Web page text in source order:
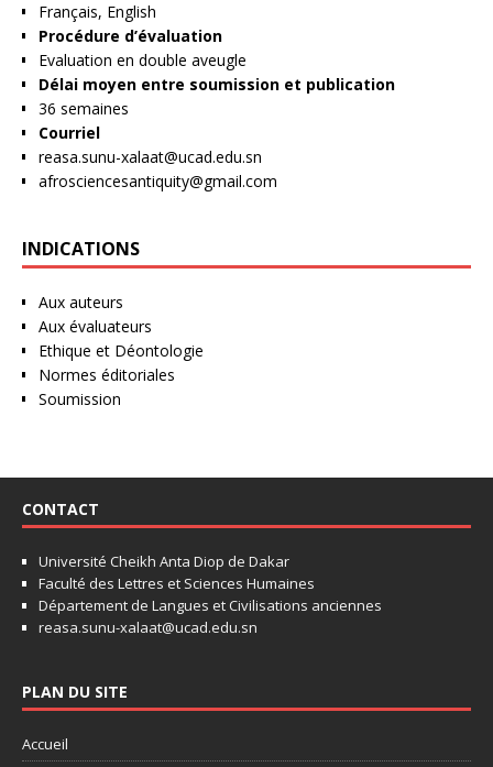
Français, English
Procédure d’évaluation
Evaluation en double aveugle
Délai moyen entre soumission et publication
36 semaines
Courriel
reasa.sunu-xalaat@ucad.edu.sn
afrosciencesantiquity@gmail.com
INDICATIONS
Aux auteurs
Aux évaluateurs
Ethique et Déontologie
Normes éditoriales
Soumission
CONTACT
Université Cheikh Anta Diop de Dakar
Faculté des Lettres et Sciences Humaines
Département de Langues et Civilisations anciennes
reasa.sunu-xalaat@ucad.edu.sn
PLAN DU SITE
Accueil